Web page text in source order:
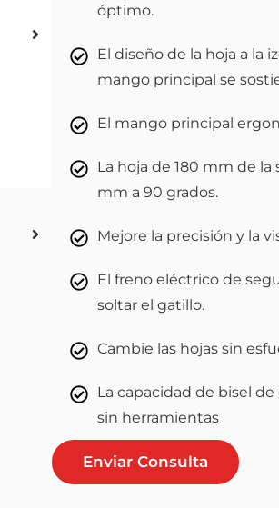
óptimo.
El diseño de la hoja a la
mango principal se
El mango principal
La hoja de 180 mm de
mm a 90 grados.
Mejore la precisión y la
El freno eléctrico de
soltar el gatillo.
Cambie las hojas sin
La capacidad de bisel
sin herramientas
Enviar Consulta